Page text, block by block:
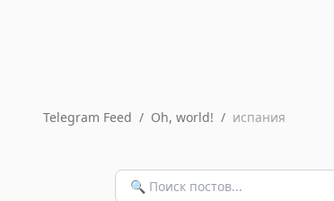
Telegram Feed / Oh, world! / испания